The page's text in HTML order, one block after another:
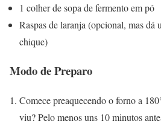
1 colher de sopa de fermento em pó
Raspas de laranja (opcional, mas dá
chique)
Modo de Preparo
Comece preaquecendo o forno a
viu? Pelo menos uns 10 minutos